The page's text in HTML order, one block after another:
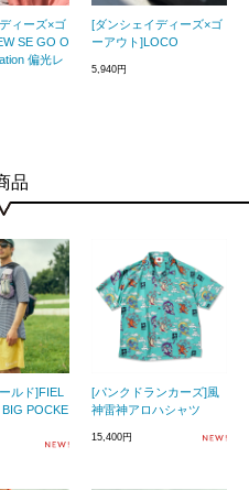
ィーズ×ゴ
SE GO O
偏光レ
[ダンシェイディーズ×ゴ
ーアウト]LOCO
5,940円
品
ルド]FIEL
POCKE
[パンクドランカーズ]風
神雷神アロハシャツ
15,400円